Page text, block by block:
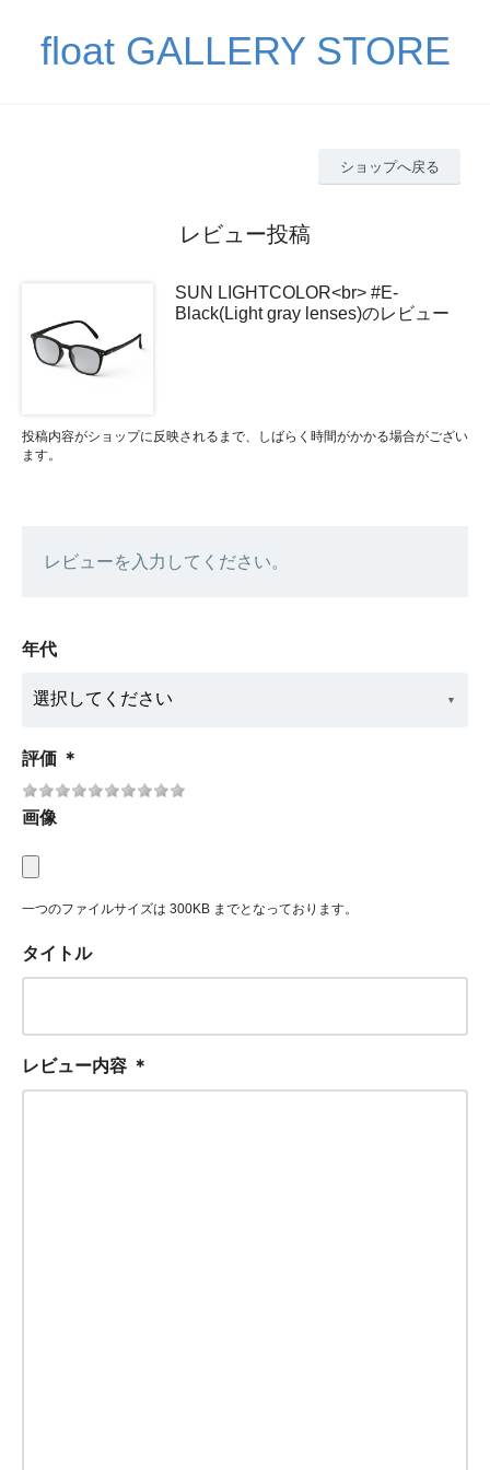
float GALLERY STORE
ショップへ戻る
レビュー投稿
SUN LIGHTCOLOR<br> #E-
Black(Light gray lenses)のレビュー
投稿内容がショップに反映されるまで、しばらく時間がかかる場合がござい
ます。
レビューを入力してください。
年代
評価 ＊
画像
一つのファイルサイズは 300KB までとなっております。
タイトル
レビュー内容 ＊